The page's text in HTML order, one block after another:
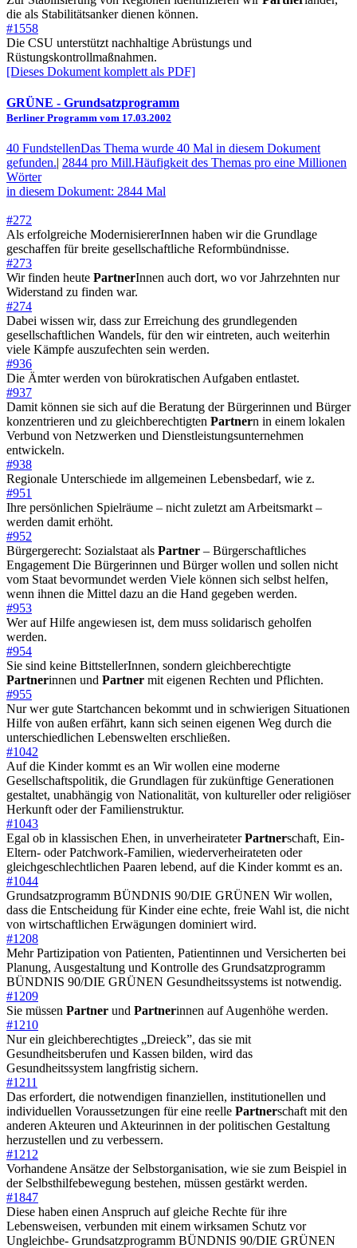
die als Stabilitätsanker dienen können.
#1558
Die CSU unterstützt nachhaltige Abrüstungs und
Rüstungskontrollmaßnahmen.
[Dieses Dokument komplett als PDF]
GRÜNE - Grundsatzprogramm
Berliner Programm vom 17.03.2002
40 FundstellenDas Thema wurde 40 Mal in diesem Dokument
gefunden.| 2844 pro Mill.Häufigkeit des Themas pro eine Millionen
Wörter
in diesem Dokument: 2844 Mal
#272
Als erfolgreiche ModernisiererInnen haben wir die Grundlage
geschaffen für breite gesellschaftliche Reformbündnisse.
#273
Wir finden heute PartnerInnen auch dort, wo vor Jahrzehnten nur
Widerstand zu finden war.
#274
Dabei wissen wir, dass zur Erreichung des grundlegenden
gesellschaftlichen Wandels, für den wir eintreten, auch weiterhin
viele Kämpfe auszufechten sein werden.
#936
Die Ämter werden von bürokratischen Aufgaben entlastet.
#937
Damit können sie sich auf die Beratung der Bürgerinnen und Bürger
konzentrieren und zu gleichberechtigten Partnern in einem lokalen
Verbund von Netzwerken und Dienstleistungsunternehmen
entwickeln.
#938
Regionale Unterschiede im allgemeinen Lebensbedarf, wie z.
#951
Ihre persönlichen Spielräume – nicht zuletzt am Arbeitsmarkt –
werden damit erhöht.
#952
Bürgergerecht: Sozialstaat als Partner – Bürgerschaftliches
Engagement Die Bürgerinnen und Bürger wollen und sollen nicht
vom Staat bevormundet werden Viele können sich selbst helfen,
wenn ihnen die Mittel dazu an die Hand gegeben werden.
#953
Wer auf Hilfe angewiesen ist, dem muss solidarisch geholfen
werden.
#954
Sie sind keine BittstellerInnen, sondern gleichberechtigte
Partnerinnen und Partner mit eigenen Rechten und Pflichten.
#955
Nur wer gute Startchancen bekommt und in schwierigen Situationen
Hilfe von außen erfährt, kann sich seinen eigenen Weg durch die
unterschiedlichen Lebenswelten erschließen.
#1042
Auf die Kinder kommt es an Wir wollen eine moderne
Gesellschaftspolitik, die Grundlagen für zukünftige Generationen
gestaltet, unabhängig von Nationalität, von kultureller oder religiöser
Herkunft oder der Familienstruktur.
#1043
Egal ob in klassischen Ehen, in unverheirateterPartnerschaft, Ein-
Eltern- oder Patchwork-Familien, wiederverheirateten oder
gleichgeschlechtlichen Paaren lebend, auf die Kinder kommt es an.
#1044
Grundsatzprogramm BÜNDNIS 90/DIE GRÜNEN Wir wollen,
dass die Entscheidung für Kinder eine echte, freie Wahl ist, die nicht
von wirtschaftlichen Erwägungen dominiert wird.
#1208
Mehr Partizipation von Patienten, Patientinnen und Versicherten bei
Planung, Ausgestaltung und Kontrolle des Grundsatzprogramm
BÜNDNIS 90/DIE GRÜNEN Gesundheitssystems ist notwendig.
#1209
Sie müssen Partner und Partnerinnen auf Augenhöhe werden.
#1210
Nur ein gleichberechtigtes „Dreieck”, das sie mit
Gesundheitsberufen und Kassen bilden, wird das
Gesundheitssystem langfristig sichern.
#1211
Das erfordert, die notwendigen finanziellen, institutionellen und
individuellen Voraussetzungen für eine reelle Partnerschaft mit den
anderen Akteuren und Akteurinnen in der politischen Gestaltung
herzustellen und zu verbessern.
#1212
Vorhandene Ansätze der Selbstorganisation, wie sie zum Beispiel in
der Selbsthilfebewegung bestehen, müssen gestärkt werden.
#1847
Diese haben einen Anspruch auf gleiche Rechte für ihre
Lebensweisen, verbunden mit einem wirksamen Schutz vor
Ungleichbe- Grundsatzprogramm BÜNDNIS 90/DIE GRÜNEN